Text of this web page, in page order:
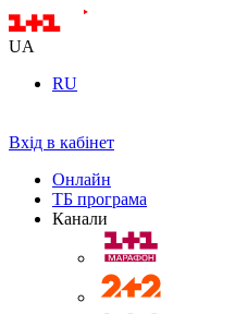
UA
RU
Вхід в кабінет
Онлайн
ТБ програма
Канали